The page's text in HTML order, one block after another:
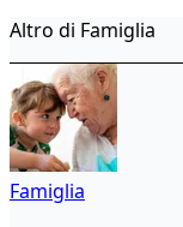
Altro di Famiglia
Famiglia